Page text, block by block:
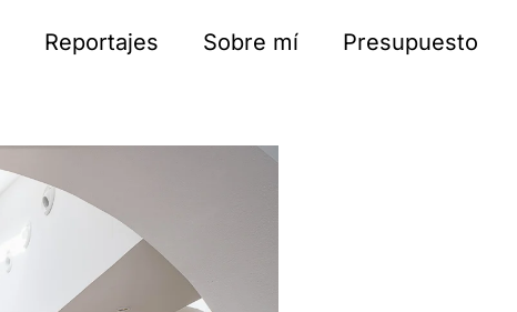
Reportajes Sobre mí Presupuesto